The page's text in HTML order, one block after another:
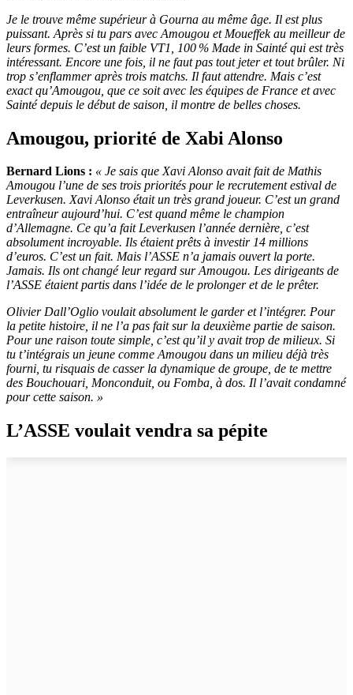
Je le trouve même supérieur à Gourna au même âge. Il est plus
puissant. Après si tu pars avec Amougou et Moueffek au meilleur de
leurs formes. C’est un faible VT1, 100 % Made in Sainté qui est très
intéressant. Encore une fois, il ne faut pas tout jeter et tout brûler. Ni
trop s’enflammer après trois matchs. Il faut attendre. Mais c’est
exact qu’Amougou, que ce soit avec les équipes de France et avec
Sainté depuis le début de saison, il montre de belles choses.
Amougou, priorité de Xabi Alonso
Bernard Lions : « Je sais que Xavi Alonso avait fait de Mathis
Amougou l’une de ses trois priorités pour le recrutement estival de
Leverkusen. Xavi Alonso était un très grand joueur. C’est un grand
entraîneur aujourd’hui. C’est quand même le champion
d’Allemagne. Ce qu’a fait Leverkusen l’année dernière, c’est
absolument incroyable. Ils étaient prêts à investir 14 millions
d’euros. C’est un fait. Mais l’ASSE n’a jamais ouvert la porte.
Jamais. Ils ont changé leur regard sur Amougou. Les dirigeants de
l’ASSE étaient partis dans l’idée de le prolonger et de le prêter.
Olivier Dall’Oglio voulait absolument le garder et l’intégrer. Pour
la petite histoire, il ne l’a pas fait sur la deuxième partie de saison.
Pour une raison toute simple, c’est qu’il y avait trop de milieux. Si
tu t’intégrais un jeune comme Amougou dans un milieu déjà très
fourni, tu risquais de casser la dynamique de groupe, de te mettre
des Bouchouari, Monconduit, ou Fomba, à dos. Il l’avait condamné
pour cette saison. »
L’ASSE voulait vendra sa pépite